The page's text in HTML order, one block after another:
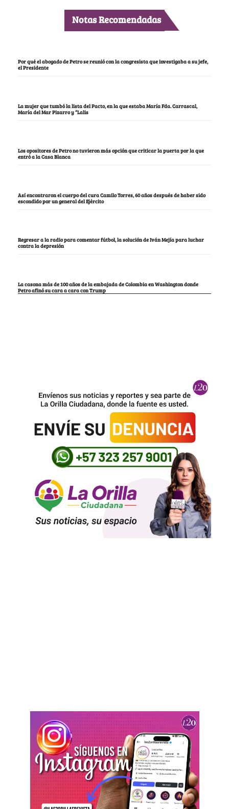
Notas Recomendadas
Por qué el abogado de Petro se reunió con la congresista que investigaba a su jefe,
el Presidente
La mujer que tumbó la lista del Pacto, en la que estaba María Fda. Carrascal,
María del Mar Pizarro y “Lalis
Los opositores de Petro no tuvieron más opción que criticar la puerta por la que
entró a la Casa Blanca
Así encontraron el cuerpo del cura Camilo Torres, 60 años después de haber sido
escondido por un general del Ejército
Regresar a la radio para comentar fútbol, la solución de Iván Mejía para luchar
contra la depresión
La casona más de 100 años de la embajada de Colombia en Washington donde
Petro afinó su cara a cara con Trump